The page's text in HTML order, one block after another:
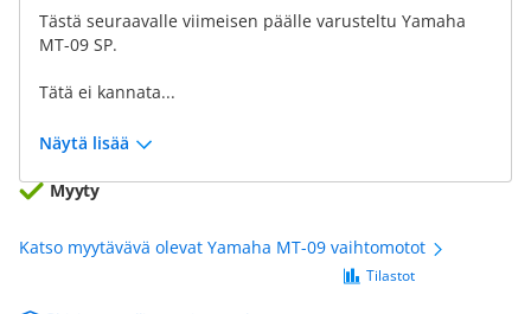
Tästä seuraavalle viimeisen päälle varusteltu Yamaha
MT-09 SP.
Tätä ei kannata...
Näytä lisää
Myyty
Katso myytävävä olevat Yamaha MT-09 vaihtomotot
Tilastot